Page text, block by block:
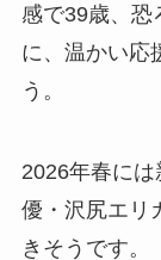
感で39歳、恐
に、温かい応
う。
2026年春に
優・沢尻エリ
きそうです。